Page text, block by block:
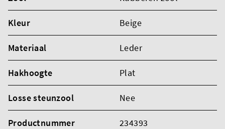
Kleur Beige
Materiaal Leder
Hakhoogte Plat
Losse steunzool Nee
Productnummer 234393